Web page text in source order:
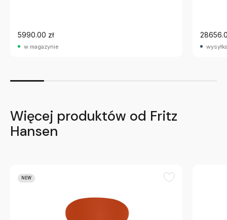
5990.00 zł
w magazynie
Więcej produktów od Fritz
Hansen
NEW